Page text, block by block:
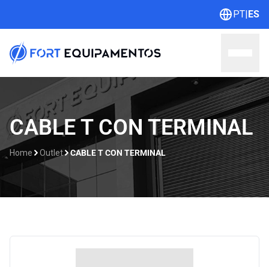
PT|ES
Home
Sobre nosotros
CABLE T CON TERMINAL
Home Outlet CABLE T CON TERMINAL